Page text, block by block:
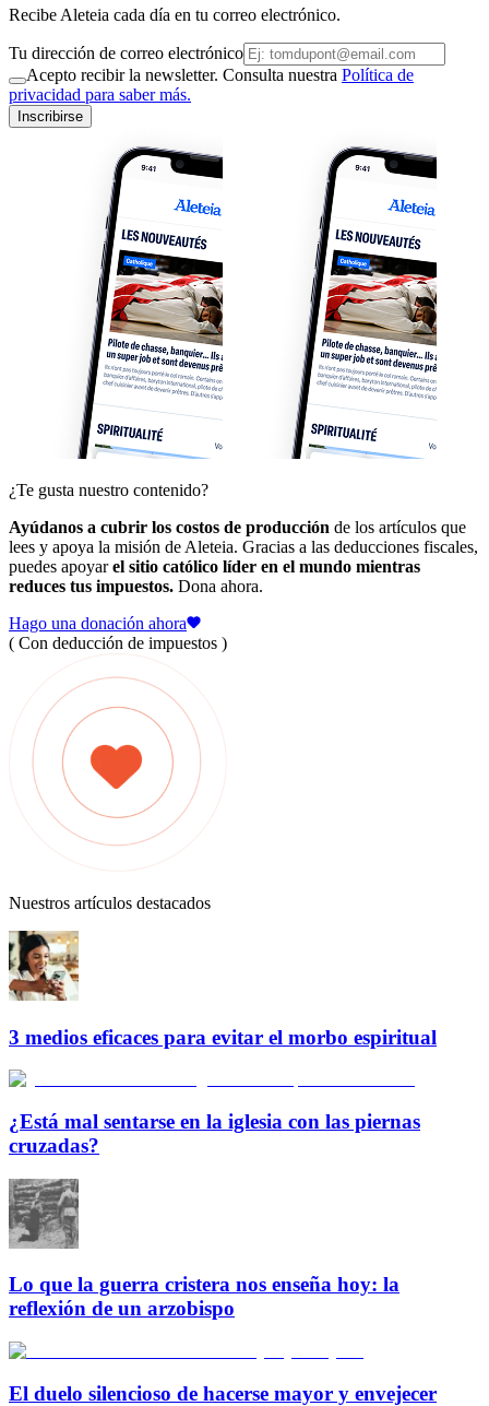
Recibe Aleteia cada día en tu correo electrónico.
Tu dirección de correo electrónico
Acepto recibir la newsletter. Consulta nuestra Política de
privacidad para saber más.
Inscribirse
¿Te gusta nuestro contenido?
Ayúdanos a cubrir los costos de producción de los artículos que
lees y apoya la misión de Aleteia. Gracias a las deducciones fiscales,
puedes apoyarel sitio católico líder en el mundo mientras
reduces tus impuestos. Dona ahora.
Hago una donación ahora
( Con deducción de impuestos )
Nuestros artículos destacados
3 medios eficaces para evitar el morbo espiritual
¿Está mal sentarse en la iglesia con las piernas
cruzadas?
Lo que la guerra cristera nos enseña hoy: la
reflexión de un arzobispo
El duelo silencioso de hacerse mayor y envejecer